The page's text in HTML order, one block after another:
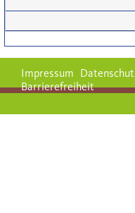
Impressum
Barrierefreiheit